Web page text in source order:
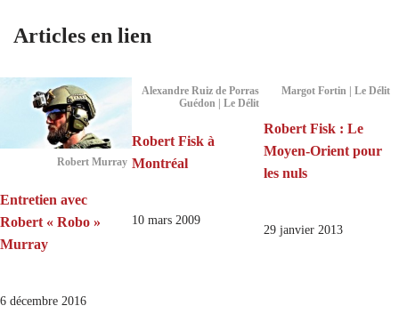
Articles en lien
Robert Murray
Entretien avec
Robert « Robo »
Murray
6 décembre 2016
Alexandre Ruiz de Porras
Guédon | Le Délit
Robert Fisk à
Montréal
10 mars 2009
Margot Fortin | Le Délit
Robert Fisk : Le
Moyen-Orient pour
les nuls
29 janvier 2013